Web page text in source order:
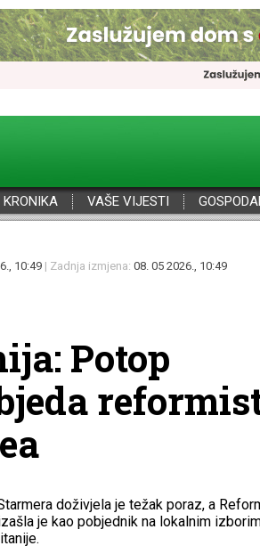
VAŠE VIJESTI
10:49 | Zadnja izmjena: 08. 05 2026., 10:49
Potop
doživjela je težak poraz, a
je kao pobjednik na lokalnim